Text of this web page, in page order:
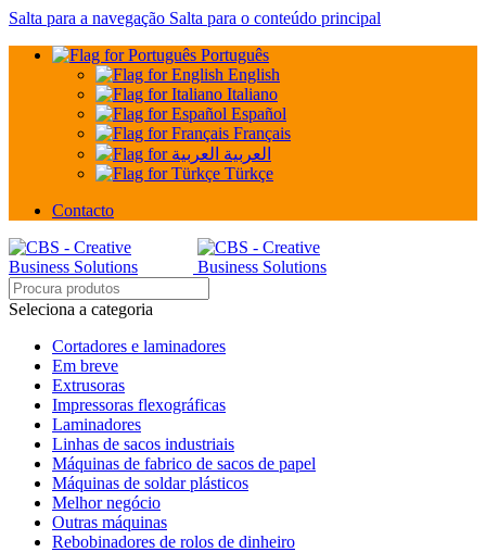
Salta para a navegação Salta para o conteúdo principal
Português
English
Italiano
Español
Français
العربية
Türkçe
Contacto
Seleciona a categoria
Cortadores e laminadores
Em breve
Extrusoras
Impressoras flexográficas
Laminadores
Linhas de sacos industriais
Máquinas de fabrico de sacos de papel
Máquinas de soldar plásticos
Melhor negócio
Outras máquinas
Rebobinadores de rolos de dinheiro